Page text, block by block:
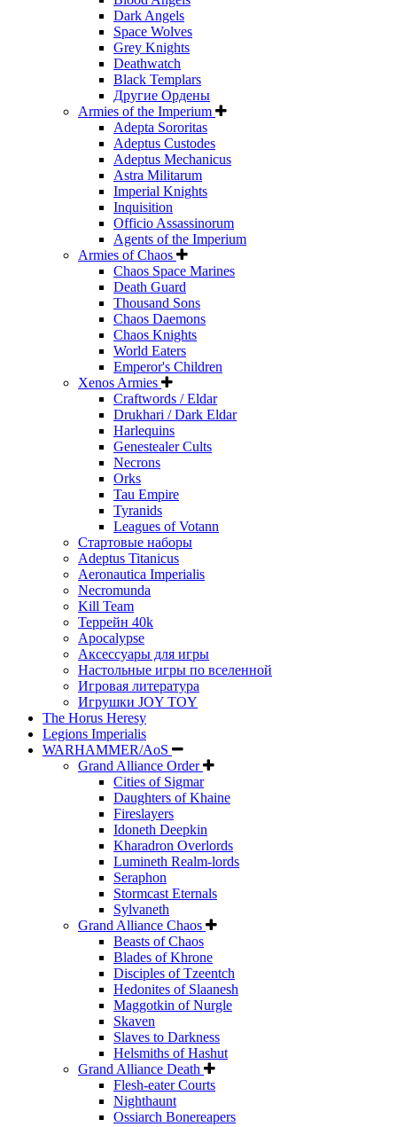
Dark Angels
Space Wolves
Grey Knights
Deathwatch
Black Templars
Другие Ордены
Armies of the Imperium
Adepta Sororitas
Adeptus Custodes
Adeptus Mechanicus
Astra Militarum
Imperial Knights
Inquisition
Officio Assassinorum
Agents of the Imperium
Armies of Chaos
Chaos Space Marines
Death Guard
Thousand Sons
Chaos Daemons
Chaos Knights
World Eaters
Emperor's Children
Xenos Armies
Craftwords / Eldar
Drukhari / Dark Eldar
Harlequins
Genestealer Cults
Necrons
Orks
Tau Empire
Tyranids
Leagues of Votann
Стартовые наборы
Adeptus Titanicus
Aeronautica Imperialis
Necromunda
Kill Team
Террейн 40k
Apocalypse
Аксессуары для игры
Настольные игры по вселенной
Игровая литература
Игрушки JOY TOY
The Horus Heresy
Legions Imperialis
WARHAMMER/AoS
Grand Alliance Order
Cities of Sigmar
Daughters of Khaine
Fireslayers
Idoneth Deepkin
Kharadron Overlords
Lumineth Realm-lords
Seraphon
Stormcast Eternals
Sylvaneth
Grand Alliance Chaos
Beasts of Chaos
Blades of Khrone
Disciples of Tzeentch
Hedonites of Slaanesh
Maggotkin of Nurgle
Skaven
Slaves to Darkness
Helsmiths of Hashut
Grand Alliance Death
Flesh-eater Courts
Nighthaunt
Ossiarch Bonereapers